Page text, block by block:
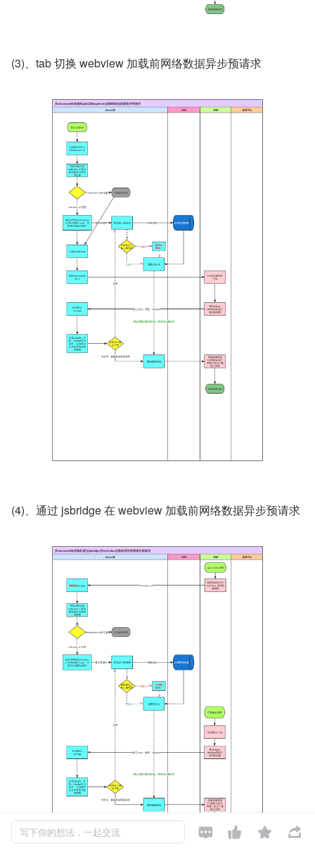
(3)、tab 切换 webview 加载前网络数据异步预请求
(4)、通过 jsbridge 在 webview 加载前网络数据异步预请求
写下你的想法，一起交流    